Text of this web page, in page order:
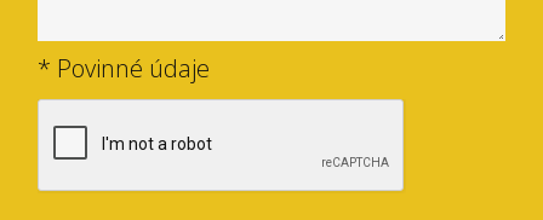
* Povinné údaje